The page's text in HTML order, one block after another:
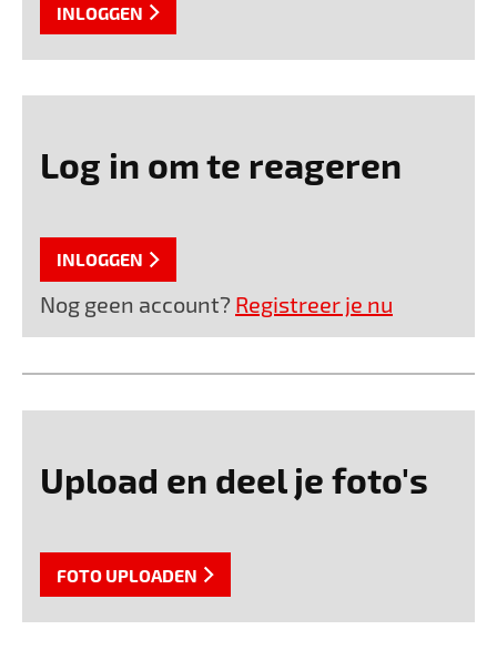
INLOGGEN
Log in om te reageren
INLOGGEN
Nog geen account? Registreer je nu
Upload en deel je foto's
FOTO UPLOADEN